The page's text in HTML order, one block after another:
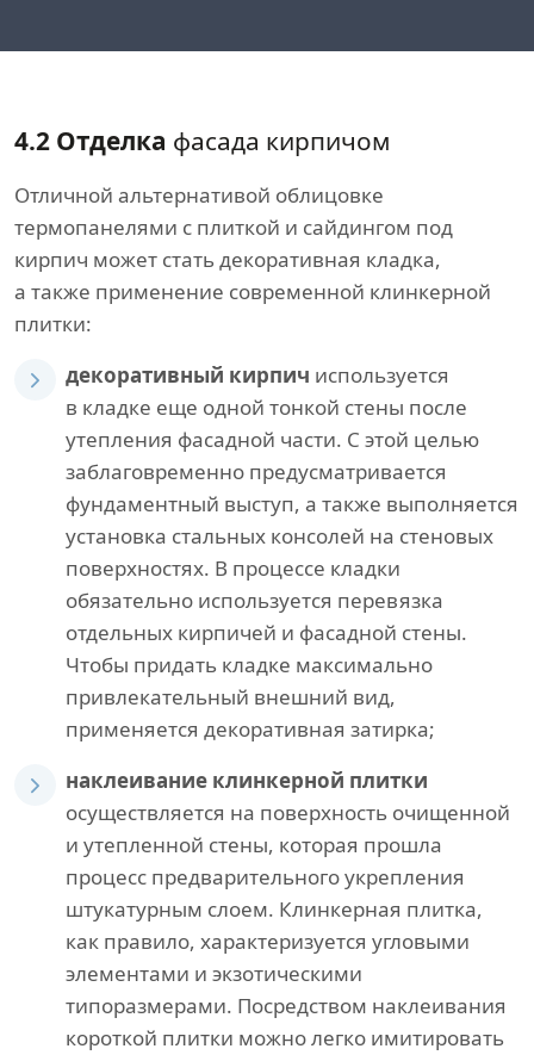
4.2 Отделка фасада кирпичом
Отличной альтернативой облицовке
термопанелями с плиткой и сайдингом под
кирпич может стать декоративная кладка,
а также применение современной клинкерной
плитки:
декоративный кирпич используется
в кладке еще одной тонкой стены после
утепления фасадной части. С этой целью
заблаговременно предусматривается
фундаментный выступ, а также выполняется
установка стальных консолей на стеновых
поверхностях. В процессе кладки
обязательно используется перевязка
отдельных кирпичей и фасадной стены.
Чтобы придать кладке максимально
привлекательный внешний вид,
применяется декоративная затирка;
наклеивание клинкерной плитки
осуществляется на поверхность очищенной
и утепленной стены, которая прошла
процесс предварительного укрепления
штукатурным слоем. Клинкерная плитка,
как правило, характеризуется угловыми
элементами и экзотическими
типоразмерами. Посредством наклеивания
короткой плитки можно легко имитировать